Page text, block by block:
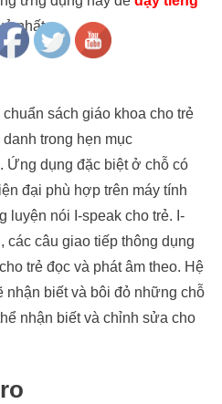
nhất.
sách giáo khoa cho trẻ
trong hẹn mục
Ứng dụng đặc biệt ở chỗ có
đại phù hợp trên máy tính
luyện nói I-speak cho trẻ. I-
câu giao tiếp thông dụng
trẻ đọc và phát âm theo. Hệ
nhận biết và bôi đỏ những chỗ
nhận biết và chỉnh sửa cho